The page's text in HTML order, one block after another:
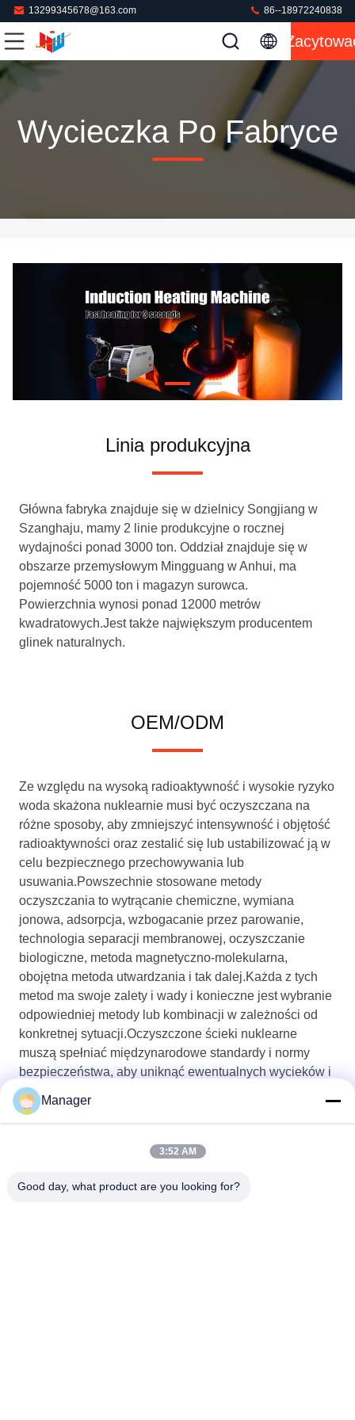
13299345678@163.com 86--18972240838
Wycieczka Po Fabryce
Linia produkcyjna
Główna fabryka znajduje się w dzielnicy Songjiang w
Szanghaju, mamy 2 linie produkcyjne o rocznej
wydajności ponad 3000 ton. Oddział znajduje się w
obszarze przemysłowym Mingguang w Anhui, ma
pojemność 5000 ton i magazyn surowca.
Powierzchnia wynosi ponad 12000 metrów
kwadratowych.Jest także największym producentem
glinek naturalnych.
OEM/ODM
Ze względu na wysoką radioaktywność i wysokie ryzyko
woda skażona nuklearnie musi być oczyszczana na
różne sposoby, aby zmniejszyć intensywność i objętość
radioaktywności oraz zestalić się lub ustabilizować ją w
celu bezpiecznego przechowywania lub
usuwania.Powszechnie stosowane metody
oczyszczania to wytrącanie chemiczne, wymiana
jonowa, adsorpcja, wzbogacanie przez parowanie,
technologia separacji membranowej, oczyszczanie
biologiczne, metoda magnetyczno-molekularna,
obojętna metoda utwardzania i tak dalej.Każda z tych
metod ma swoje zalety i wady i konieczne jest wybranie
odpowiedniej metody lub kombinacji w zależności od
konkretnej sytuacji.Oczyszczone ścieki nuklearne
muszą spełniać międzynarodowe standardy i normy
bezpieczeństwa, aby uniknąć ewentualnych wycieków i
wypadków.
Manager
3:52 AM
Good day, what product are you looking for?